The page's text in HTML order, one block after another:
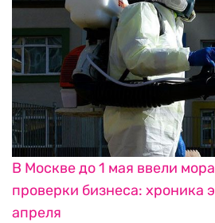
В Москве до 1 мая ввели
проверки бизнеса: хроника
апреля